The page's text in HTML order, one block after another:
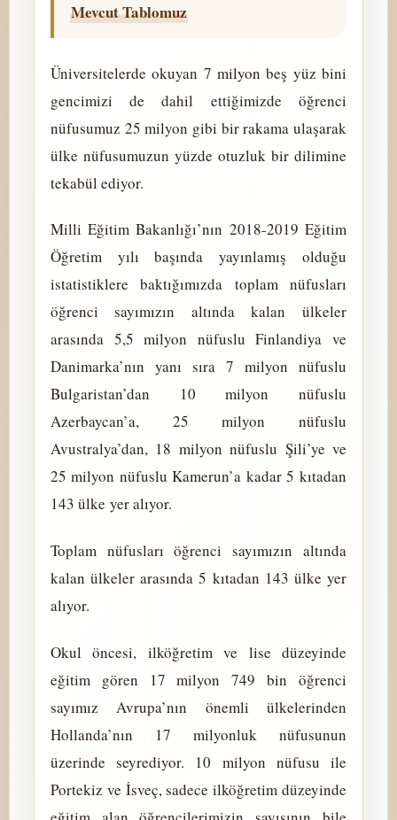
Mevcut Tablomuz
Üniversitelerde okuyan 7 milyon beş yüz bini
gencimizi de dahil ettiğimizde öğrenci
nüfusumuz 25 milyon gibi bir rakama ulaşarak
ülke nüfusumuzun yüzde otuzluk bir dilimine
tekabül ediyor.
Milli Eğitim Bakanlığı’nın 2018-2019 Eğitim
Öğretim yılı başında yayınlamış olduğu
istatistiklere baktığımızda toplam nüfusları
öğrenci sayımızın altında kalan ülkeler
arasında 5,5 milyon nüfuslu Finlandiya ve
Danimarka’nın yanı sıra 7 milyon nüfuslu
Bulgaristan’dan 10 milyon nüfuslu
Azerbaycan’a, 25 milyon nüfuslu
Avustralya’dan, 18 milyon nüfuslu Şili’ye ve
25 milyon nüfuslu Kamerun’a kadar 5 kıtadan
143 ülke yer alıyor.
Toplam nüfusları öğrenci sayımızın altında
kalan ülkeler arasında 5 kıtadan 143 ülke yer
alıyor.
Okul öncesi, ilköğretim ve lise düzeyinde
eğitim gören 17 milyon 749 bin öğrenci
sayımız Avrupa’nın önemli ülkelerinden
Hollanda’nın 17 milyonluk nüfusunun
üzerinde seyrediyor. 10 milyon nüfusu ile
Portekiz ve İsveç, sadece ilköğretim düzeyinde